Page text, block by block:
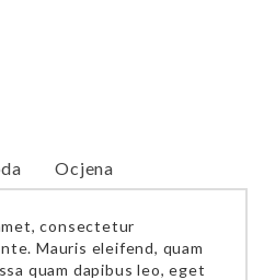
Ocjena
consectetur
Mauris eleifend, quam
quam dapibus leo, eget